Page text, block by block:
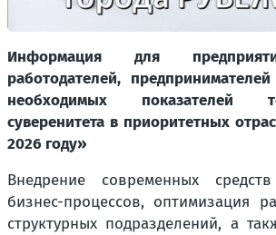
Информация для
работодателей,
необходимых показателей
суверенитета в приоритетных
2026 году»
Внедрение современных
бизнес-процессов, оптимизация
структурных подразделений, а